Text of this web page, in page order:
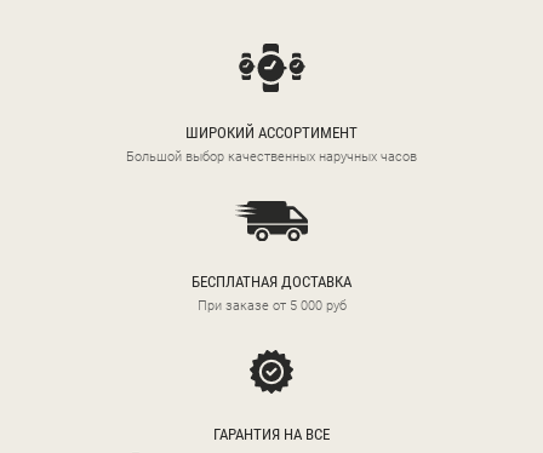
ШИРОКИЙ АССОРТИМЕНТ
Большой выбор качественных наручных часов
БЕСПЛАТНАЯ ДОСТАВКА
При заказе от 5 000 руб
ГАРАНТИЯ НА ВСЕ